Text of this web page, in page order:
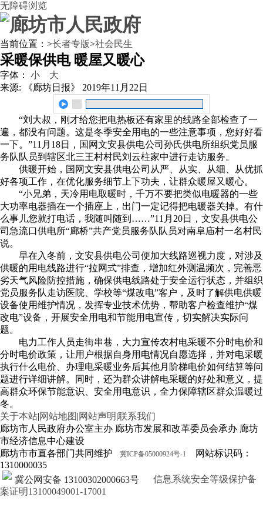
无障碍浏览
当前位置： >长者专版>社会民生
采暖保供电 暖屋又暖心
字体： 小
大
来源: 《廊坊日报》
2019年11月22日
“刘大叔，刚才给您把电热板还有家里的线路全部检查了一
遍，都没有问题。这是冬季安全用电的一些注意事项，您好好看
一下。”11月18日，国网文安县供电公司孙氏供电所组织党员服
务队队员到辖区北三王村村民刘云柱家中进行走访服务。
供暖开始，国网文安县供电公司从严、从实、从细、从优抓
好各项工作，在优化服务细节上下功夫，让群众暖屋又暖心。
“小兄弟，天冷用电取暖时，千万不要把类似电暖器的一些
大功率电器插在一个插座上，出门一定记得把电暖器关掉。有什
么事儿您就打电话，我随叫随到……”11月20日，文安县供电公
司急流口供电所“廊桥”共产党员服务队队员对南阜庙村一名村民
说。
早在入冬前，文安县供电公司便加大线路巡视力度，对涉及
供暖的用电线路进行“拉网式”排查，增加红外测温频次，完善恶
劣天气风险防控措施，确保供电线路处于安全运行状态，并组织
党员服务队走访医院、学校等“煤改电”客户，及时了解供电供暖
设备使用维护情况，发挥专业技术优势，帮助客户检查维护“煤
改电”设备，开展安全用电和节能用电宣传，切实解决实际问
题。
电力工作人员走街串巷，大力宣传农村电采暖不分时电价和
分时电价政策，让用户根据自身用电情况自愿选择，并对电采暖
执行什么电价、办理电采暖业务后其他月阶梯电价如何结算等问
题进行详细讲解。同时，还为群众讲解电采暖的好处和意义，提
高群众环保节能意识、安全用电意识，全力保障辖区群众温暖过
冬。
关于本站|网站地图 |网站声明|联系我们
廊坊市人民政府办公室主办 廊坊市发展和改革委员会承办 廊坊
市经济信息中心建设
廊坊市市直各部门共同维护
冀ICP备05000924号-1
网站标识码：
1310000035
冀公网安备 13100302000663号
信息系统安全等级保护备
案证明13100049001-17001